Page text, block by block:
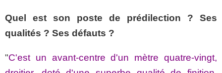
Quel est son poste de prédilection ? Ses
qualités ? Ses défauts ?
"C'est un avant-centre d'un mètre quatre-vingt,